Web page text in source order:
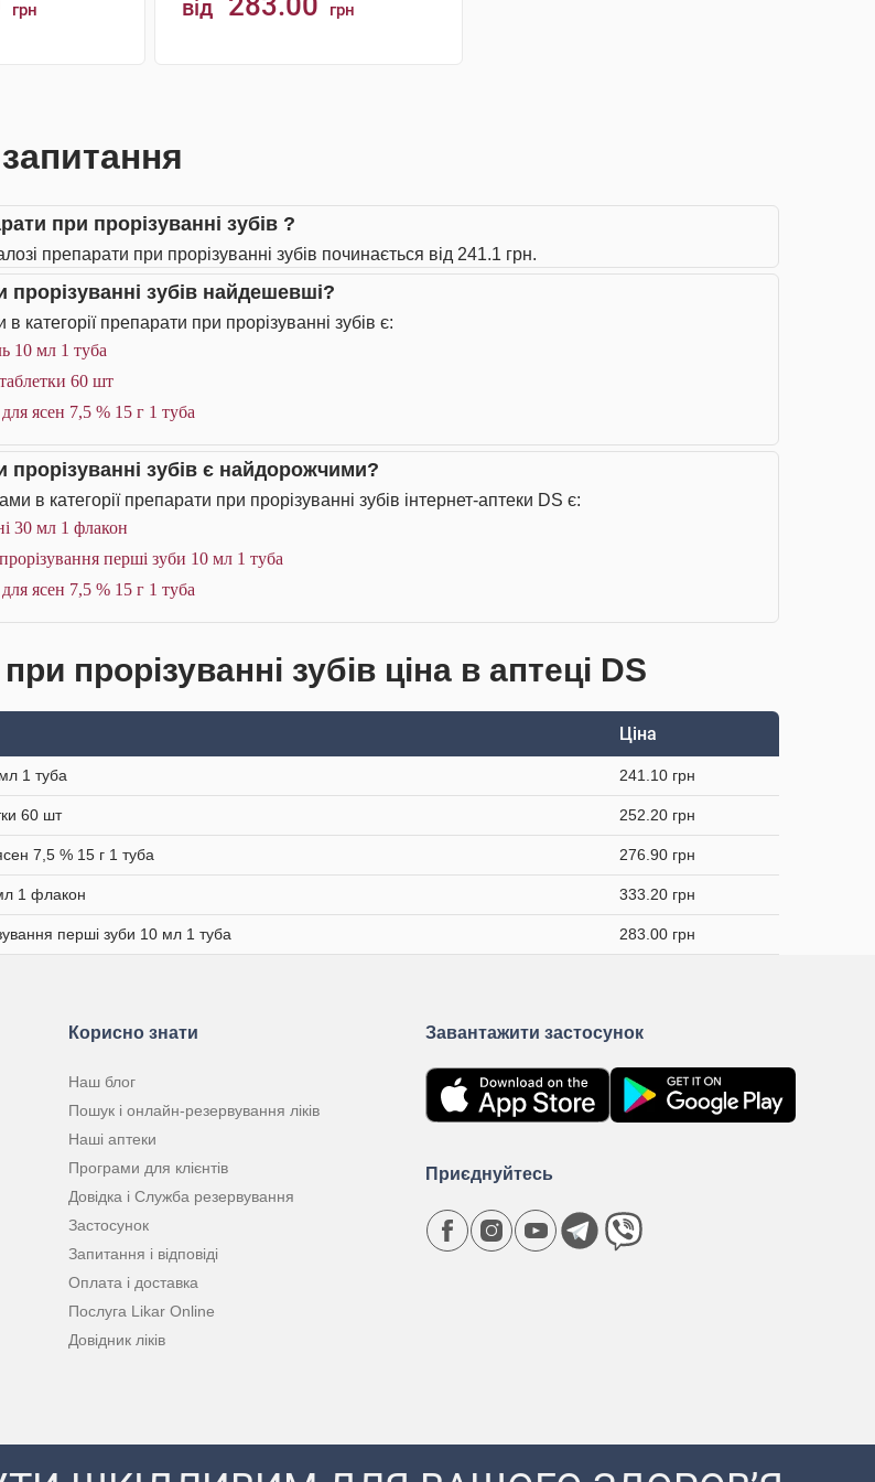
грн від грн
при прорізуванні зубів ?
препарати при прорізуванні зубів починається від 241.1 грн.
прорізуванні зубів найдешевші?
категорії препарати при прорізуванні зубів є:
10 мл 1 туба
60 шт
ясен 7,5 % 15 г 1 туба
прорізуванні зубів є найдорожчими?
в категорії препарати при прорізуванні зубів інтернет-аптеки DS є:
30 мл 1 флакон
перші зуби 10 мл 1 туба
ясен 7,5 % 15 г 1 туба
прорізуванні зубів ціна в аптеці DS
Ціна
1 туба 241.10 грн
60 шт 252.20 грн
7,5 % 15 г 1 туба 276.90 грн
1 флакон 333.20 грн
перші зуби 10 мл 1 туба 283.00 грн
Корисно знати
Наш блог
Пошук і онлайн-резервування ліків
Наші аптеки
Програми для клієнтів
Довідка і Служба резервування
Застосунок
Запитання і відповіді
Оплата і доставка
Послуга Likar Online
Довідник ліків
Завантажити застосунок
Приєднуйтесь